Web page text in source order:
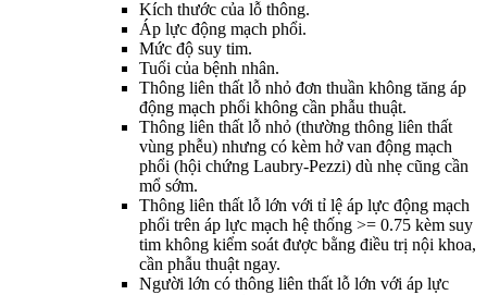
Kích thước của lỗ thông.
Áp lực động mạch phổi.
Mức độ suy tim.
Tuổi của bệnh nhân.
Thông liên thất lỗ nhỏ đơn thuần không tăng áp
động mạch phổi không cần phẫu thuật.
Thông liên thất lỗ nhỏ (thường thông liên thất
vùng phễu) nhưng có kèm hở van động mạch
phổi (hội chứng Laubry-Pezzi) dù nhẹ cũng cần
mổ sớm.
Thông liên thất lỗ lớn với tỉ lệ áp lực động mạch
phổi trên áp lực mạch hệ thống >= 0.75 kèm suy
tim không kiểm soát được bằng điều trị nội khoa,
cần phẫu thuật ngay.
Người lớn có thông liên thất lỗ lớn với áp lực